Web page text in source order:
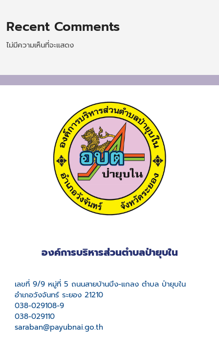
Recent Comments
ไม่มีความเห็นที่จะแสดง
องค์การบริหารส่วนตำบลป่ายุบใน
เลขที่ 9/9 หมู่ที่ 5 ถนนสายบ้านบึง-แกลง ตำบล ป่ายุบใน
อำเภอวังจันทร์ ระยอง 21210
038-029108-9
038-029110
saraban@payubnai.go.th